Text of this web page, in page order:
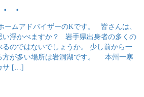
・
ームアドバイザーのKです。 皆さんは、
い浮かべますか？ 岩手県出身者の多くの
のではないでしょうか。 少し前から一
方が多い場所は岩洞湖です。 本州一寒
サ […]